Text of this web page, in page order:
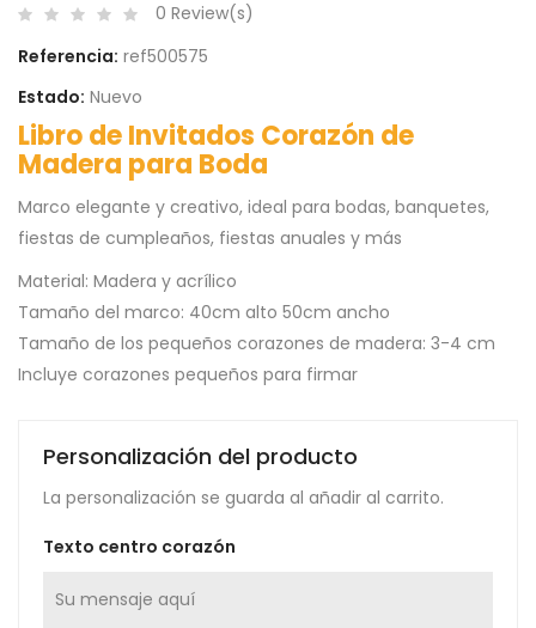
0 Review(s)
Referencia: ref500575
Estado: Nuevo
Libro de Invitados Corazón de
Madera para Boda
Marco elegante y creativo, ideal para bodas, banquetes,
fiestas de cumpleaños, fiestas anuales y más
Material: Madera y acrílico
Tamaño del marco: 40cm alto 50cm ancho
Tamaño de los pequeños corazones de madera: 3-4 cm
Incluye corazones pequeños para firmar
Personalización del producto
La personalización se guarda al añadir al carrito.
Texto centro corazón